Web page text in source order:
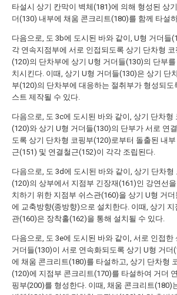
타설시 상기 칸막이 벽체(181)에 의해 형성된 상
더(130) 내부에 채움 콘크리트(180)를 함께 타설
다음으로, 도 3b에 도시된 바와 같이, U형 거더들
각 연속지점부에 서로 인접되도록 상기 단차형 코
(120)의 단차부에 상기 U형 거더들(130)의 단부를
치시킨다. 이때, 상기 U형 거더들(130)은 상기 단
부(120)의 단차부에 대응하는 절취부가 형성되도
스트 제작될 수 있다.
다음으로, 도 3c에 도시된 바와 같이, 상기 단차형
(120)와 상기 U형 거더들(130)의 단부가 서로 연
도록 상기 단차형 코핑부(120)로부터 돌출된 내부
근(151) 및 연결철근(152)이 각각 조립된다.
다음으로, 도 3d에 도시된 바와 같이, 상기 단차형
(120)의 상부에서 지점부 긴장재(161)인 강연선을
치하기 위한 지점부 쉬스관(160)을 상기 U형 거더
에 교축방향(종방향)으로 설치한다. 이때, 상기 지
관(160)은 장착홀(162)을 통해 설치될 수 있다.
다음으로, 도 3e에 도시된 바와 같이, 서로 인접한
거더들(130)이 서로 연속화되도록 상기 U형 거더
에 채움 콘크리트(180)를 타설하고, 상기 단차형
(120)에 지점부 콘크리트(170)를 타설하여 거더
핑부(200)를 형성한다. 이때, 채움 콘크리트(180)